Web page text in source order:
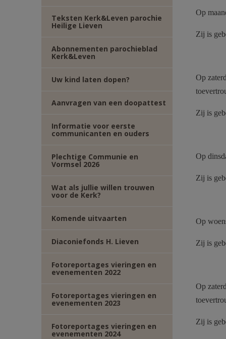
Teksten Kerk&Leven parochie
Heilige Lieven
Abonnementen parochieblad
Kerk&Leven
Uw kind laten dopen?
Aanvragen van een doopattest
Informatie voor eerste
communicanten en ouders
Plechtige Communie en
Vormsel 2026
Wat als jullie willen trouwen
voor de Kerk?
Komende uitvaarten
Diaconiefonds H. Lieven
Fotoreportages vieringen en
evenementen 2022
Fotoreportages vieringen en
evenementen 2023
Fotoreportages vieringen en
evenementen 2024
Op
Zij is
Op
Zij is
Op
Zij is
Op
Zij is
Op
Zij is